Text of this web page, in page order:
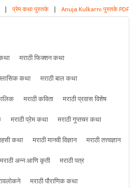
| प्रेम कथा पुस्तके | Anuja Kulkarni पुस्तके PDF
मराठी फिक्शन कथा
कथा
मराठी बाल कथा
मराठी कविता
मराठी प्रवास विशेष
मराठी प्रेम कथा
मराठी गुप्तचर कथा
कथा मराठी मानवी विज्ञान
मराठी तत्त्वज्ञान
मराठी अन्न आणि कृती
मराठी पत्र
मराठी पौराणिक कथा